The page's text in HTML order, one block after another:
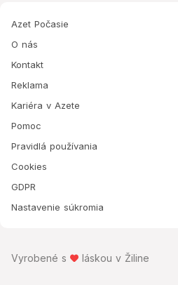
Azet Počasie
O nás
Kontakt
Reklama
Kariéra v Azete
Pomoc
Pravidlá používania
Cookies
GDPR
Nastavenie súkromia
Vyrobené s láskou v Žiline